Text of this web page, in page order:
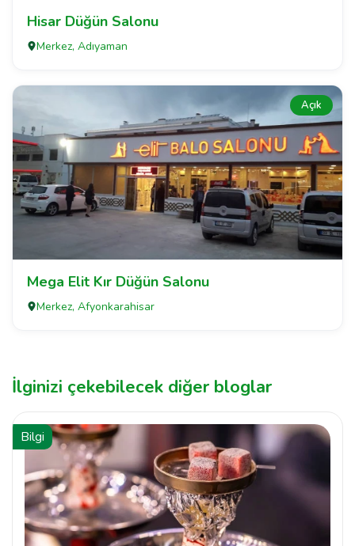
Hisar Düğün Salonu
Merkez, Adıyaman
Açık
Mega Elit Kır Düğün Salonu
Merkez, Afyonkarahisar
İlginizi çekebilecek diğer bloglar
Bilgi